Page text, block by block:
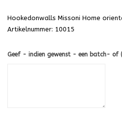
Hookedonwalls Missoni Home
Artikelnummer: 10015
Geef - indien gewenst - een batch- of